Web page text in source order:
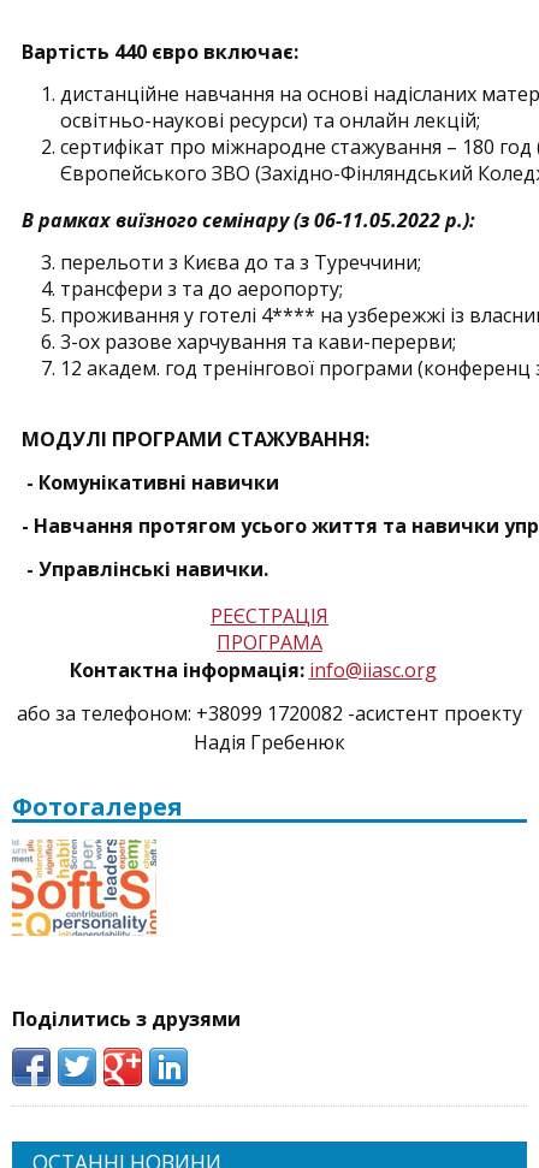
Вартість 440 євро включає:
дистанційне навчання на основі надісланих
освітньо-наукові ресурси) та онлайн лекцій;
сертифікат про міжнародне стажування – 180 год
Європейського ЗВО (Західно-Фінляндський
В рамках виїзного семінару (з 06-11.05.2022 р.):
перельоти з Києва до та з Туреччини;
трансфери з та до аеропорту;
проживання у готелі 4**** на узбережжі із
3-ох разове харчування та кави-перерви;
12 академ. год тренінгової програми (конференц
МОДУЛІ ПРОГРАМИ СТАЖУВАННЯ:
- Комунікативні навички
- Навчання протягом усього життя та навички
- Управлінські навички.
РЕЄСТРАЦІЯ
ПРОГРАМА
Контактна інформація: info@iiasc.org
або за телефоном: +38099 1720082 -асистент проекту
Надія Гребенюк
Фотогалерея
Поділитись з друзями
ОСТАННІ НОВИНИ